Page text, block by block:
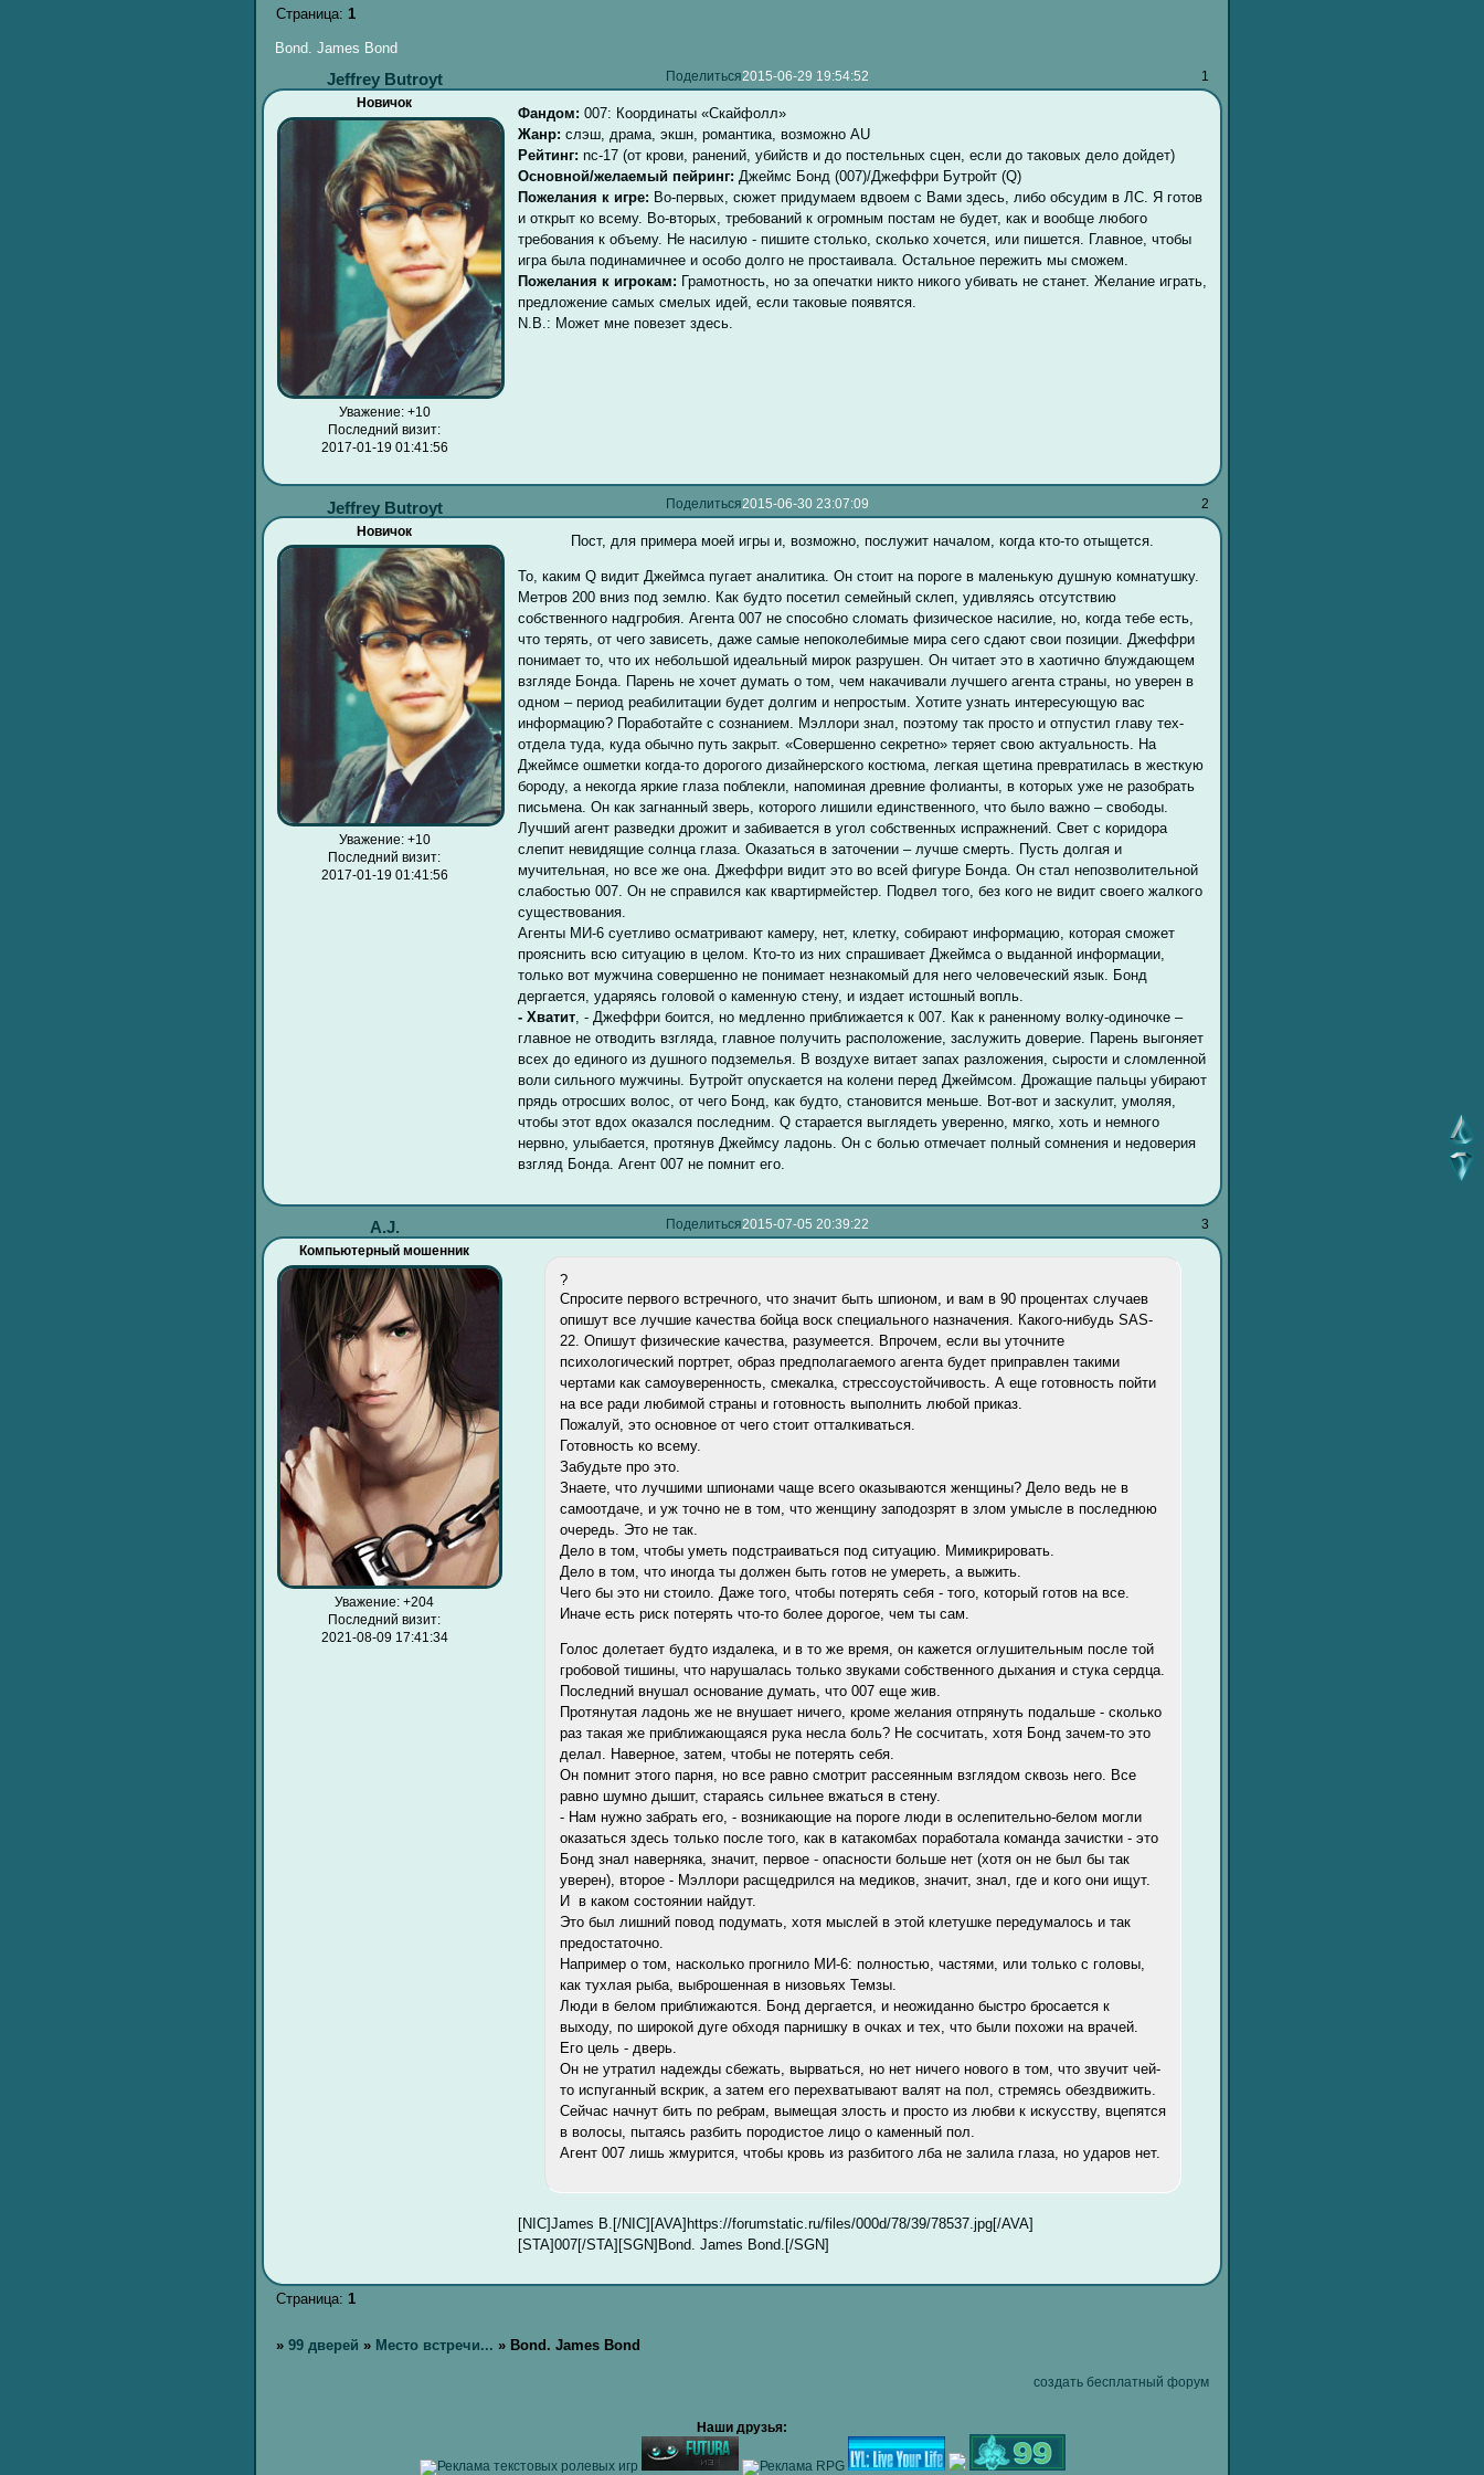
Bond. James Bond
Страница: 1
Поделиться 1
2015-06-29 19:54:52
Jeffrey Butroyt
Новичок
Уважение: +10
Последний визит:
2017-01-19 01:41:56
Фандом: 007: Координаты «Скайфолл»
Жанр: слэш, драма, экшн, романтика, возможно AU
Рейтинг: nc-17 (от крови, ранений, убийств и до постельных сцен, если до таковых дело дойдет)
Основной/желаемый пейринг: Джеймс Бонд (007)/Джеффри Бутройт (Q)
Пожелания к игре: Во-первых, сюжет придумаем вдвоем с Вами здесь, либо обсудим в ЛС. Я готов
и открыт ко всему. Во-вторых, требований к огромным постам не будет, как и вообще любого
требования к объему. Не насилую - пишите столько, сколько хочется, или пишется. Главное, чтобы
игра была подинамичнее и особо долго не простаивала. Остальное пережить мы сможем.
Пожелания к игрокам: Грамотность, но за опечатки никто никого убивать не станет. Желание играть,
предложение самых смелых идей, если таковые появятся.
N.B.: Может мне повезет здесь.
Поделиться 2
2015-06-30 23:07:09
Jeffrey Butroyt
Новичок
Уважение: +10
Последний визит:
2017-01-19 01:41:56
Пост, для примера моей игры и, возможно, послужит началом, когда кто-то отыщется.
То, каким Q видит Джеймса пугает аналитика. Он стоит на пороге в маленькую душную комнатушку.
Метров 200 вниз под землю. Как будто посетил семейный склеп, удивляясь отсутствию
собственного надгробия. Агента 007 не способно сломать физическое насилие, но, когда тебе есть,
что терять, от чего зависеть, даже самые непоколебимые мира сего сдают свои позиции. Джеффри
понимает то, что их небольшой идеальный мирок разрушен. Он читает это в хаотично блуждающем
взгляде Бонда. Парень не хочет думать о том, чем накачивали лучшего агента страны, но уверен в
одном – период реабилитации будет долгим и непростым. Хотите узнать интересующую вас
информацию? Поработайте с сознанием. Мэллори знал, поэтому так просто и отпустил главу тех-
отдела туда, куда обычно путь закрыт. «Совершенно секретно» теряет свою актуальность. На
Джеймсе ошметки когда-то дорогого дизайнерского костюма, легкая щетина превратилась в жесткую
бороду, а некогда яркие глаза поблекли, напоминая древние фолианты, в которых уже не разобрать
письмена. Он как загнанный зверь, которого лишили единственного, что было важно – свободы.
Лучший агент разведки дрожит и забивается в угол собственных испражнений. Свет с коридора
слепит невидящие солнца глаза. Оказаться в заточении – лучше смерть. Пусть долгая и
мучительная, но все же она. Джеффри видит это во всей фигуре Бонда. Он стал непозволительной
слабостью 007. Он не справился как квартирмейстер. Подвел того, без кого не видит своего жалкого
существования.
Агенты МИ-6 суетливо осматривают камеру, нет, клетку, собирают информацию, которая сможет
прояснить всю ситуацию в целом. Кто-то из них спрашивает Джеймса о выданной информации,
только вот мужчина совершенно не понимает незнакомый для него человеческий язык. Бонд
дергается, ударяясь головой о каменную стену, и издает истошный вопль.
- Хватит, - Джеффри боится, но медленно приближается к 007. Как к раненному волку-одиночке –
главное не отводить взгляда, главное получить расположение, заслужить доверие. Парень выгоняет
всех до единого из душного подземелья. В воздухе витает запах разложения, сырости и сломленной
воли сильного мужчины. Бутройт опускается на колени перед Джеймсом. Дрожащие пальцы убирают
прядь отросших волос, от чего Бонд, как будто, становится меньше. Вот-вот и заскулит, умоляя,
чтобы этот вдох оказался последним. Q старается выглядеть уверенно, мягко, хоть и немного
нервно, улыбается, протянув Джеймсу ладонь. Он с болью отмечает полный сомнения и недоверия
взгляд Бонда. Агент 007 не помнит его.
Поделиться 3
2015-07-05 20:39:22
A.J.
Компьютерный мошенник
Уважение: +204
Последний визит:
2021-08-09 17:41:34
?
Спросите первого встречного, что значит быть шпионом, и вам в 90 процентах случаев
опишут все лучшие качества бойца воск специального назначения. Какого-нибудь SAS-
22. Опишут физические качества, разумеется. Впрочем, если вы уточните
психологический портрет, образ предполагаемого агента будет приправлен такими
чертами как самоуверенность, смекалка, стрессоустойчивость. А еще готовность пойти
на все ради любимой страны и готовность выполнить любой приказ.
Пожалуй, это основное от чего стоит отталкиваться.
Готовность ко всему.
Забудьте про это.
Знаете, что лучшими шпионами чаще всего оказываются женщины? Дело ведь не в
самоотдаче, и уж точно не в том, что женщину заподозрят в злом умысле в последнюю
очередь. Это не так.
Дело в том, чтобы уметь подстраиваться под ситуацию. Мимикрировать.
Дело в том, что иногда ты должен быть готов не умереть, а выжить.
Чего бы это ни стоило. Даже того, чтобы потерять себя - того, который готов на все.
Иначе есть риск потерять что-то более дорогое, чем ты сам.
Голос долетает будто издалека, и в то же время, он кажется оглушительным после той
гробовой тишины, что нарушалась только звуками собственного дыхания и стука сердца.
Последний внушал основание думать, что 007 еще жив.
Протянутая ладонь же не внушает ничего, кроме желания отпрянуть подальше - сколько
раз такая же приближающаяся рука несла боль? Не сосчитать, хотя Бонд зачем-то это
делал. Наверное, затем, чтобы не потерять себя.
Он помнит этого парня, но все равно смотрит рассеянным взглядом сквозь него. Все
равно шумно дышит, стараясь сильнее вжаться в стену.
- Нам нужно забрать его, - возникающие на пороге люди в ослепительно-белом могли
оказаться здесь только после того, как в катакомбах поработала команда зачистки - это
Бонд знал наверняка, значит, первое - опасности больше нет (хотя он не был бы так
уверен), второе - Мэллори расщедрился на медиков, значит, знал, где и кого они ищут.
И в каком состоянии найдут.
Это был лишний повод подумать, хотя мыслей в этой клетушке передумалось и так
предостаточно.
Например о том, насколько прогнило МИ-6: полностью, частями, или только с головы,
как тухлая рыба, выброшенная в низовьях Темзы.
Люди в белом приближаются. Бонд дергается, и неожиданно быстро бросается к
выходу, по широкой дуге обходя парнишку в очках и тех, что были похожи на врачей.
Его цель - дверь.
Он не утратил надежды сбежать, вырваться, но нет ничего нового в том, что звучит чей-
то испуганный вскрик, а затем его перехватывают валят на пол, стремясь обездвижить.
Сейчас начнут бить по ребрам, вымещая злость и просто из любви к искусству, вцепятся
в волосы, пытаясь разбить породистое лицо о каменный пол.
Агент 007 лишь жмурится, чтобы кровь из разбитого лба не залила глаза, но ударов нет.
[NIC]James B.[/NIC][AVA]https://forumstatic.ru/files/000d/78/39/78537.jpg[/AVA]
[STA]007[/STA][SGN]Bond. James Bond.[/SGN]
Страница: 1
» 99 дверей » Место встречи... » Bond. James Bond
создать бесплатный форум
Наши друзья: